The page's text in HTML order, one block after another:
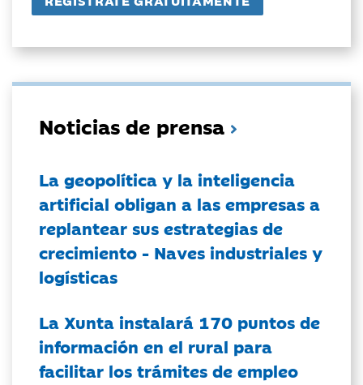
Noticias de prensa
La geopolítica y la inteligencia
artificial obligan a las empresas a
replantear sus estrategias de
crecimiento - Naves industriales y
logísticas
La Xunta instalará 170 puntos de
información en el rural para
facilitar los trámites de empleo